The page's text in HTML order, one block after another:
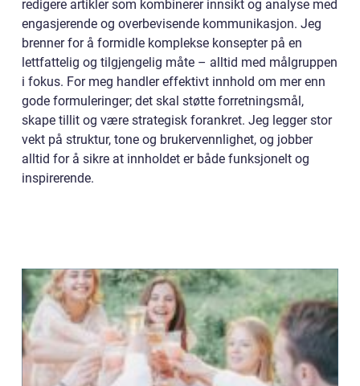
redigere artikler som kombinerer innsikt og analyse med
engasjerende og overbevisende kommunikasjon. Jeg
brenner for å formidle komplekse konsepter på en
lettfattelig og tilgjengelig måte – alltid med målgruppen
i fokus. For meg handler effektivt innhold om mer enn
gode formuleringer; det skal støtte forretningsmål,
skape tillit og være strategisk forankret. Jeg legger stor
vekt på struktur, tone og brukervennlighet, og jobber
alltid for å sikre at innholdet er både funksjonelt og
inspirerende.